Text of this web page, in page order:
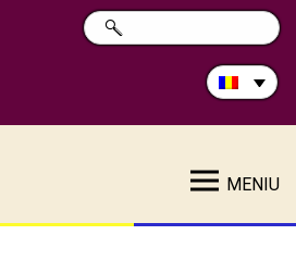
Caută
în
CAUTĂ
MENIU